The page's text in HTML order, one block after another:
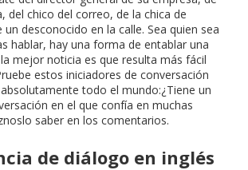
del chico del correo, de la chica de
desconocido en la calle. Sea quien sea
hablar, hay una forma de entablar una
mejor noticia es que resulta más fácil
estos iniciadores de conversación
todo el mundo:¿Tiene un
en el que confía en muchas
saber en los comentarios.
de diálogo en inglés